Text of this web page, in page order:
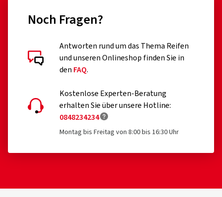
Noch Fragen?
Antworten rund um das Thema Reifen
und unseren Onlineshop finden Sie in
den FAQ.
Kostenlose Experten-Beratung
erhalten Sie über unsere Hotline:
0848234234
Montag bis Freitag von 8:00 bis 16:30 Uhr